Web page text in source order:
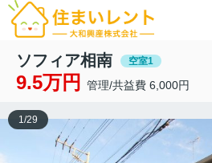
ソフィア相南 空室1
9.5万円 管理/共益費 6,000円
1/29